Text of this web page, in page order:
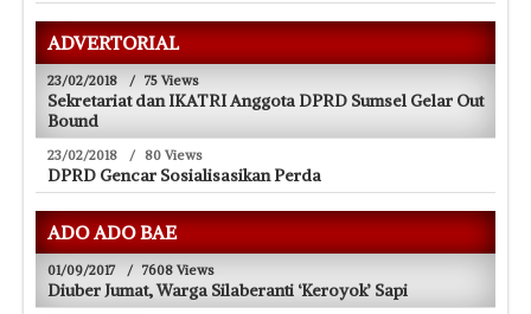
ADVERTORIAL
23/02/2018 / 75 Views
Sekretariat dan IKATRI Anggota DPRD Sumsel Gelar Out
Bound
23/02/2018 / 80 Views
DPRD Gencar Sosialisasikan Perda
ADO ADO BAE
01/09/2017 / 7608 Views
Diuber Jumat, Warga Silaberanti ‘Keroyok’ Sapi